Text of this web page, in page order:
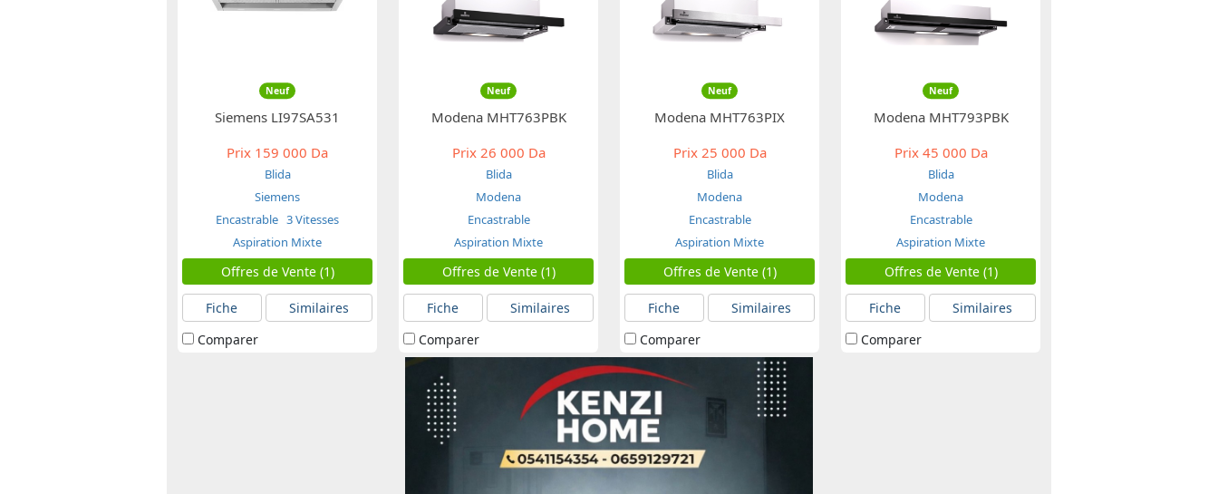
Neuf
Siemens LI97SA531
Prix 159 000 Da
Blida
Siemens
Encastrable 3 Vitesses
Aspiration Mixte
Offres de Vente (1)
Fiche
Similaires
Comparer
Neuf
Modena MHT763PBK
Prix26 000 Da
Blida
Modena
Encastrable
Aspiration Mixte
Offres de Vente (1)
Fiche
Similaires
Comparer
Neuf
Modena MHT763PIX
Prix25 000 Da
Blida
Modena
Encastrable
Aspiration Mixte
Offres de Vente (1)
Fiche
Similaires
Comparer
Neuf
Modena MHT793PBK
Prix45 000 Da
Blida
Modena
Encastrable
Aspiration Mixte
Offres de Vente (1)
Fiche
Similaires
Comparer